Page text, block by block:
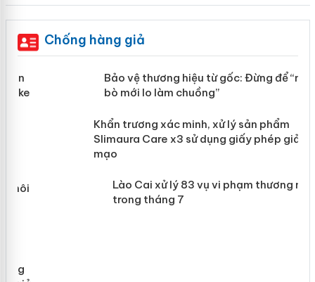
Chống hàng giả
Bảo vệ thương hiệu từ gốc: Đừng để
“mất bò mới lo làm chuồng”
Slimaura Care x3 sử dụng giấy phép
giả mạo